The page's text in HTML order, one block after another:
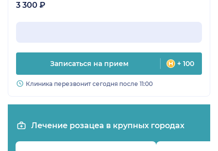
3 300 ₽
Записаться на прием + 100
Клиника перезвонит сегодня после 11:00
Лечение розацеа в крупных городах